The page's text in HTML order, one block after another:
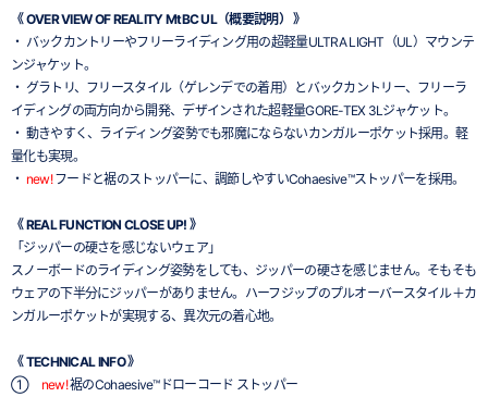
《 OVER VIEW OF REALITY MtBC UL（概要説明） 》
・ バックカントリーやフリーライディング用の超軽量ULTRA LIGHT（UL）マウンテ
ンジャケット。
・ グラトリ、フリースタイル（ゲレンデでの着用）とバックカントリー、フリーラ
イディングの両方向から開発、デザインされた超軽量GORE-TEX 3Lジャケット。
・ 動きやすく、ライディング姿勢でも邪魔にならないカンガルーポケット採用。軽
量化も実現。
・ new!フードと裾のストッパーに、調節しやすいCohaesive™ストッパーを採用。
《 REAL FUNCTION CLOSE UP! 》
「ジッパーの硬さを感じないウェア」
スノーボードのライディング姿勢をしても、ジッパーの硬さを感じません。そもそも
ウェアの下半分にジッパーがありません。ハーフジップのプルオーバースタイル＋カ
ンガルーポケットが実現する、異次元の着心地。
《 TECHNICAL INFO 》
① new!裾のCohaesive™ドローコード ストッパー